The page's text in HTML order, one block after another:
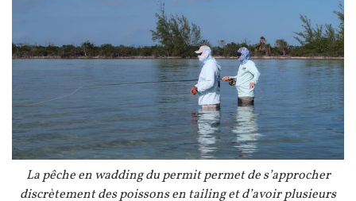
Légende
La pêche en wadding du permit permet de s’approcher
discrètement des poissons en tailing et d’avoir plusieurs